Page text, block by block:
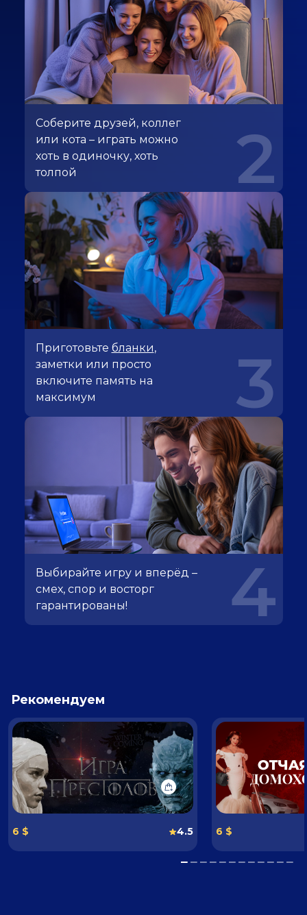
Соберите друзей, коллег
или кота – играть можно
хоть в одиночку, хоть
толпой
2
Приготовьте бланки,
заметки или просто
включите память на
максимум
3
Выбирайте игру и вперёд –
смех, спор и восторг
гарантированы!
4
Рекомендуем
6 $ 4.5 6 $